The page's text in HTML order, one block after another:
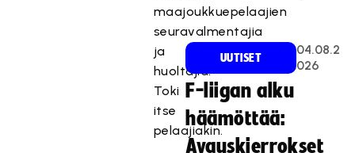
maajoukkuepelaajien
seuravalmentajia
ja
huoltajia.
Toki
itse
pelaajiakin.
UUTISET
04.08.2
026
F-liigan alku
häämöttää:
Avauskierrokset